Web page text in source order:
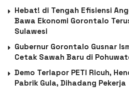
Hebat! di Tengah Efisiensi
Bawa Ekonomi Gorontalo
Sulawesi
Gubernur Gorontalo Gusnar
Cetak Sawah Baru di
Demo Terlapor PETI Ricuh,
Pabrik Gula, Dihadang Pekerja